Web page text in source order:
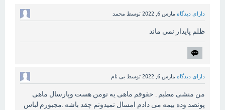
دارای دیدگاه مارس 6, 2022 توسط محمد
ظلم پایدار نمی ماند
دارای دیدگاه مارس 6, 2022 توسط بی نام
من منشی مطبم . حقوقم ماهی یه تومن هست وپارسال ماهی
پونصد وده بیمه می دادم امسال نمیدونم چقد باشه .مجبورم لباس